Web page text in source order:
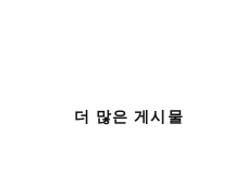
더 많은 게시물